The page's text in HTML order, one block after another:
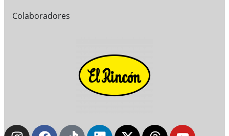
Colaboradores